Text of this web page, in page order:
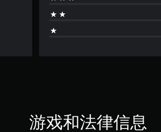
游戏和法律信息